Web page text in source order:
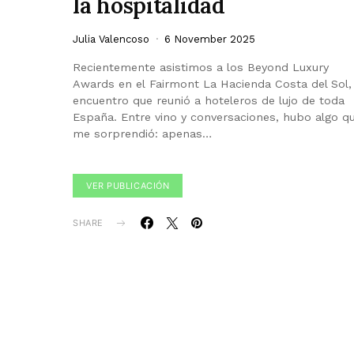
Julia Valencoso 6 November 2025
Recientemente asistimos a los Beyond Luxury
Awards en el Fairmont La Hacienda Costa del Sol,
encuentro que reunió a hoteleros de lujo de toda
España. Entre vino y conversaciones, hubo algo
me sorprendió: apenas…
VER PUBLICACIÓN
SHARE